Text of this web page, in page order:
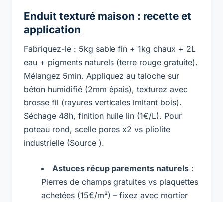
Enduit texturé maison : recette et
application
Fabriquez-le : 5kg sable fin + 1kg chaux + 2L
eau + pigments naturels (terre rouge gratuite).
Mélangez 5min. Appliquez au taloche sur
béton humidifié (2mm épais), texturez avec
brosse fil (rayures verticales imitant bois).
Séchage 48h, finition huile lin (1€/L). Pour
poteau rond, scelle pores x2 vs pliolite
industrielle (Source ).
Astuces récup parements naturels :
Pierres de champs gratuites vs plaquettes
achetées (15€/m²) – fixez avec mortier